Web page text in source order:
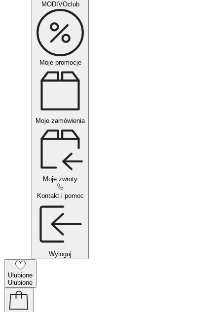
MODIVOclub
Moje promocje
Moje zamówienia
Moje zwroty
Kontakt i pomoc
Wyloguj
Ulubione
Ulubione